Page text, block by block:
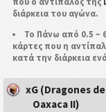
διάρκεια του αγώνα.
Το Πάνω από 0.5 ~
κάρτες που η
κατά την διάρκεια
xG (Dragones de
Oaxaca II)